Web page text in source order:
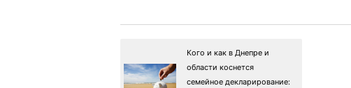
Кого и как в Днепре и
области коснется
семейное декларирование: